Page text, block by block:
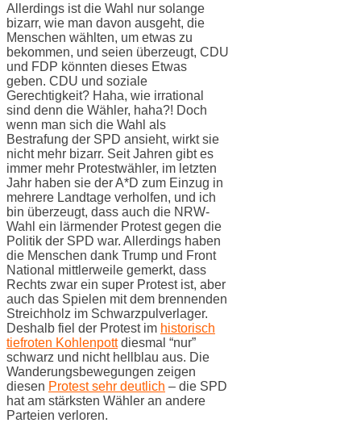
Allerdings ist die Wahl nur solange
bizarr, wie man davon ausgeht, die
Menschen wählten, um etwas zu
bekommen, und seien überzeugt, CDU
und FDP könnten dieses Etwas
geben. CDU und soziale
Gerechtigkeit? Haha, wie irrational
sind denn die Wähler, haha?! Doch
wenn man sich die Wahl als
Bestrafung der SPD ansieht, wirkt sie
nicht mehr bizarr. Seit Jahren gibt es
immer mehr Protestwähler, im letzten
Jahr haben sie der A*D zum Einzug in
mehrere Landtage verholfen, und ich
bin überzeugt, dass auch die NRW-
Wahl ein lärmender Protest gegen die
Politik der SPD war. Allerdings haben
die Menschen dank Trump und Front
National mittlerweile gemerkt, dass
Rechts zwar ein super Protest ist, aber
auch das Spielen mit dem brennenden
Streichholz im Schwarzpulverlager.
Deshalb fiel der Protest im historisch
tiefroten Kohlenpottdiesmal “nur”
schwarz und nicht hellblau aus. Die
Wanderungsbewegungen zeigen
diesen Protest sehr deutlich – die SPD
hat am stärksten Wähler an andere
Parteien verloren.